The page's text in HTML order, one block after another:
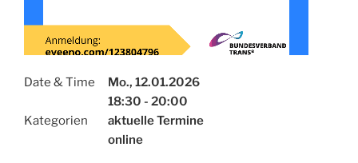
Date & Time
Mo., 12.01.2026
18:30 - 20:00
Kategorien
aktuelle Termine
online